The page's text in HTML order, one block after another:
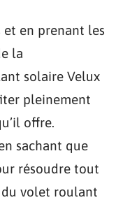
et en prenant les
la
solaire Velux
pleinement
offre.
sachant que
résoudre tout
du volet roulant